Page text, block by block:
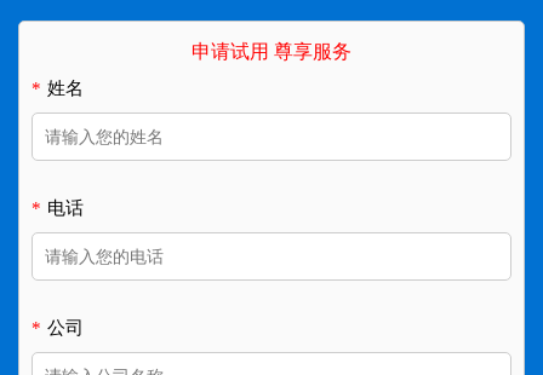
申请试用 尊享服务
* 姓名
* 电话
* 公司